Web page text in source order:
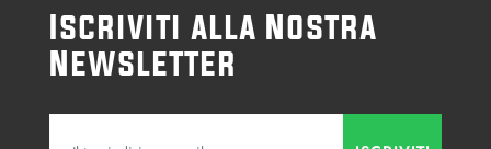
Iscriviti alla Nostra
Newsletter